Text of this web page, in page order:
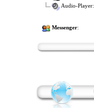
Audio-Player:
Messenger: